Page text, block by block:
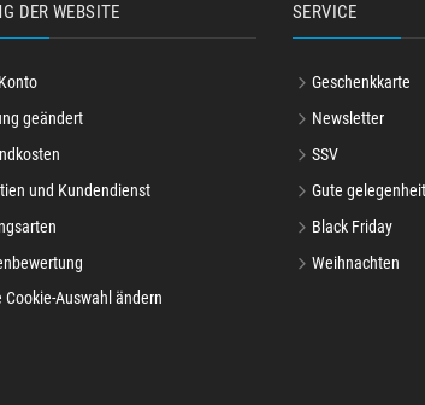
DER WEBSITE
geändert
und Kundendienst
Cookie-Auswahl ändern
SERVICE
Geschenkkarte
Newsletter
SSV
Gute
Black Friday
Weihnachten